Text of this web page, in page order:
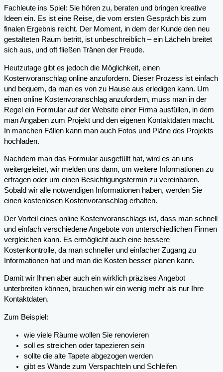
Fachleute ins Spiel: Sie hören zu, beraten und bringen kreative
Ideen ein. Es ist eine Reise, die vom ersten Gespräch bis zum
finalen Ergebnis reicht. Der Moment, in dem der Kunde den neu
gestalteten Raum betritt, ist unbeschreiblich – ein Lächeln breitet
sich aus, und oft fließen Tränen der Freude.
Heutzutage gibt es jedoch die Möglichkeit, einen
Kostenvoranschlag online anzufordern. Dieser Prozess ist einfach
und bequem, da man es von zu Hause aus erledigen kann. Um
einen online Kostenvoranschlag anzufordern, muss man in der
Regel ein Formular auf der Website einer Firma ausfüllen, in dem
man Angaben zum Projekt und den eigenen Kontaktdaten macht.
In manchen Fällen kann man auch Fotos und Pläne des Projekts
hochladen.
Nachdem man das Formular ausgefüllt hat, wird es an uns
weitergeleitet, wir melden uns dann, um weitere Informationen zu
erfragen oder um einen Besichtigungstermin zu vereinbaren.
Sobald wir alle notwendigen Informationen haben, werden Sie
einen kostenlosen Kostenvoranschlag erhalten.
Der Vorteil eines online Kostenvoranschlags ist, dass man schnell
und einfach verschiedene Angebote von unterschiedlichen Firmen
vergleichen kann. Es ermöglicht auch eine bessere
Kostenkontrolle, da man schneller und einfacher Zugang zu
Informationen hat und man die Kosten besser planen kann.
Damit wir Ihnen aber auch ein wirklich präzises Angebot
unterbreiten können, brauchen wir ein wenig mehr als nur Ihre
Kontaktdaten.
Zum Beispiel:
wie viele Räume wollen Sie renovieren
soll es streichen oder tapezieren sein
sollte die alte Tapete abgezogen werden
gibt es Wände zum Verspachteln und Schleifen